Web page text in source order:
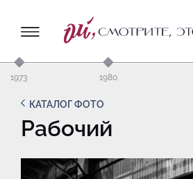
1973 1980
КАТАЛОГ ФОТО
Рабочий